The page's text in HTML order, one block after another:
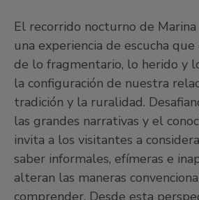
El recorrido nocturno de
una experiencia de escucha
de lo fragmentario, lo herido y
la configuración de nuestra
tradición y la ruralidad.
las grandes narrativas y el
invita a los visitantes a
saber informales, efímeras e
alteran las maneras
comprender. Desde esta